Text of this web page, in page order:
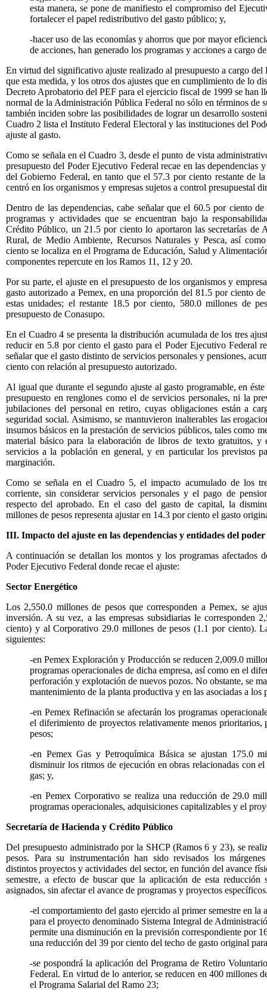
esta manera, se pone de manifiesto el compromiso del
fortalecer el papel redistributivo del gasto público; y,
-hacer uso de las economías y ahorros que por mayor
de acciones, han generado los programas y acciones a cargo
En virtud del significativo ajuste realizado al presupuesto a cargo del
que esta medida, y los otros dos ajustes que en cumplimiento de lo
Decreto Aprobatorio del PEF para el ejercicio fiscal de 1999 se han
normal de la Administración Pública Federal no sólo en términos de
también inciden sobre las posibilidades de lograr un desarrollo
Cuadro 2 lista el Instituto Federal Electoral y las instituciones del
ajuste al gasto.
Como se señala en el Cuadro 3, desde el punto de vista
presupuesto del Poder Ejecutivo Federal recae en las dependencias
del Gobierno Federal, en tanto que el 57.3 por ciento restante de
centró en los organismos y empresas sujetos a control presupuestal
Dentro de las dependencias, cabe señalar que el 60.5 por ciento
programas y actividades que se encuentran bajo la
Crédito Público, un 21.5 por ciento lo aportaron las secretarías de
Rural, de Medio Ambiente, Recursos Naturales y Pesca, así
ciento se localiza en el Programa de Educación, Salud y
componentes repercute en los Ramos 11, 12 y 20.
Por su parte, el ajuste en el presupuesto de los organismos y
gasto autorizado a Pemex, en una proporción del 81.5 por ciento
estas unidades; el restante 18.5 por ciento, 580.0 millones de
presupuesto de Conasupo.
En el Cuadro 4 se presenta la distribución acumulada de los tres
reducir en 5.8 por ciento el gasto para el Poder Ejecutivo Federal
señalar que el gasto distinto de servicios personales y pensiones,
ciento con relación al presupuesto autorizado.
Al igual que durante el segundo ajuste al gasto programable, en
presupuesto en renglones como el de servicios personales, ni la
jubilaciones del personal en retiro, cuyas obligaciones están a
seguridad social. Asimismo, se mantuvieron inalterables las
insumos básicos en la prestación de servicios públicos, tales como
material básico para la elaboración de libros de texto gratuitos,
servicios a la población en general, y en particular los previstos
marginación.
Como se señala en el Cuadro 5, el impacto acumulado de los
corriente, sin considerar servicios personales y el pago de
respecto del aprobado. En el caso del gasto de capital, la
millones de pesos representa ajustar en 14.3 por ciento el gasto
III. Impacto del ajuste en las dependencias y entidades del
A continuación se detallan los montos y los programas afectados
Poder Ejecutivo Federal donde recae el ajuste:
Sector Energético
Los 2,550.0 millones de pesos que corresponden a Pemex, se
inversión. A su vez, a las empresas subsidiarias le corresponden
ciento) y al Corporativo 29.0 millones de pesos (1.1 por ciento).
siguientes:
-en Pemex Exploración y Producción se reducen 2,009.0
programas operacionales de dicha empresa, así como en el
perforación y explotación de nuevos pozos. No obstante, se
mantenimiento de la planta productiva y en las asociadas a los
-en Pemex Refinación se afectarán los programas
el diferimiento de proyectos relativamente menos
pesos;
-en Pemex Gas y Petroquímica Básica se ajustan 175.0
disminuir los ritmos de ejecución en obras relacionadas con
gas; y,
-en Pemex Corporativo se realiza una reducción de 29.0
programas operacionales, adquisiciones capitalizables y el
Secretaría de Hacienda y Crédito Público
Del presupuesto administrado por la SHCP (Ramos 6 y 23), se
pesos. Para su instrumentación han sido revisados los
distintos proyectos y actividades del sector, en función del avance
semestre, a efecto de buscar que la aplicación de esta reducción
asignados, sin afectar el avance de programas y proyectos
-el comportamiento del gasto ejercido al primer semestre en la
para el proyecto denominado Sistema Integral de
permite una disminución en la previsión correspondiente por
una reducción del 39 por ciento del techo de gasto original
-se pospondrá la aplicación del Programa de Retiro
Federal. En virtud de lo anterior, se reducen en 400 millones
el Programa Salarial del Ramo 23;